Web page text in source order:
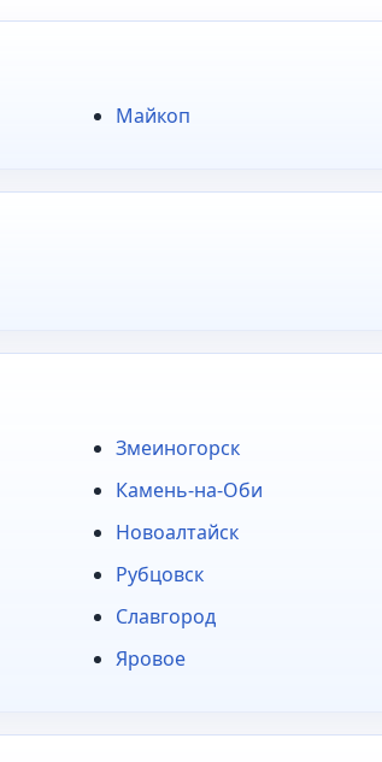
Майкоп
Змеиногорск
Камень-на-Оби
Новоалтайск
Рубцовск
Славгород
Яровое